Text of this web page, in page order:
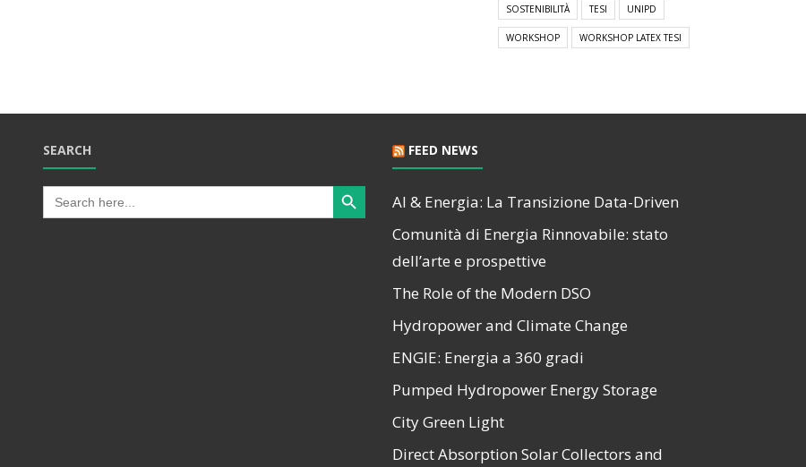
SOSTENIBILITÀ TESI UNIPD
WORKSHOP WORKSHOP LATEX TESI
SEARCH
Search
for:
Search Button
FEED NEWS
AI & Energia: La Transizione Data-Driven
Comunità di Energia Rinnovabile: stato
dell’arte e prospettive
The Role of the Modern DSO
Hydropower and Climate Change
ENGIE: Energia a 360 gradi
Pumped Hydropower Energy Storage
City Green Light
Direct Absorption Solar Collectors and